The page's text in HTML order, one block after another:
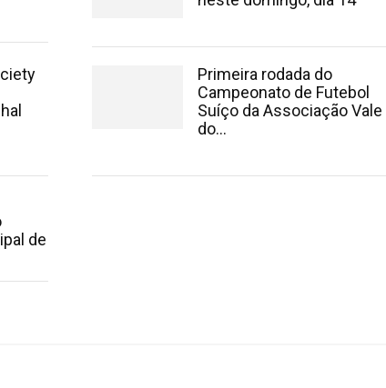
Primeira rodada do
Campeonato de Futebol
Suíço da Associação Vale
do...
de